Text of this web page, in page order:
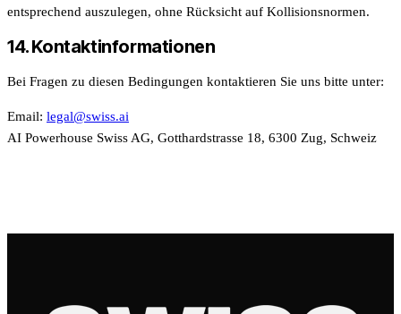
entsprechend auszulegen, ohne Rücksicht auf Kollisionsnormen.
14. Kontaktinformationen
Bei Fragen zu diesen Bedingungen kontaktieren Sie uns bitte unter:
Email: legal@swiss.ai
AI Powerhouse Swiss AG, Gotthardstrasse 18, 6300 Zug, Schweiz